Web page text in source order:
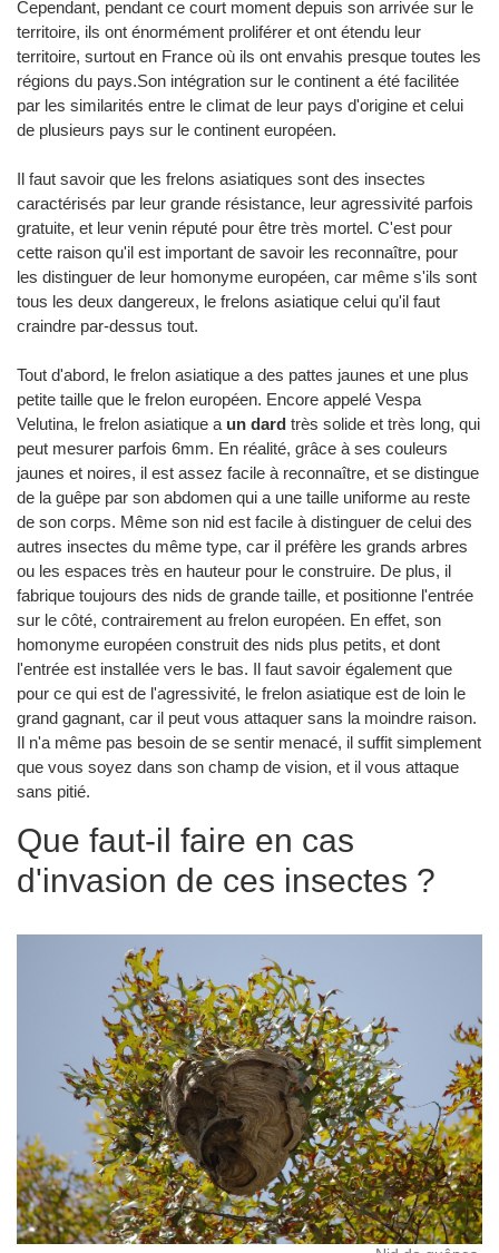
Cependant, pendant ce court moment depuis son arrivée sur le
territoire, ils ont énormément proliférer et ont étendu leur
territoire, surtout en France où ils ont envahis presque toutes les
régions du pays.Son intégration sur le continent a été facilitée
par les similarités entre le climat de leur pays d'origine et celui
de plusieurs pays sur le continent européen.
Il faut savoir que les frelons asiatiques sont des insectes
caractérisés par leur grande résistance, leur agressivité parfois
gratuite, et leur venin réputé pour être très mortel. C'est pour
cette raison qu'il est important de savoir les reconnaître, pour
les distinguer de leur homonyme européen, car même s'ils sont
tous les deux dangereux, le frelons asiatique celui qu'il faut
craindre par-dessus tout.
Tout d'abord, le frelon asiatique a des pattes jaunes et une plus
petite taille que le frelon européen. Encore appelé Vespa
Velutina, le frelon asiatique a un dard très solide et très long, qui
peut mesurer parfois 6mm. En réalité, grâce à ses couleurs
jaunes et noires, il est assez facile à reconnaître, et se distingue
de la guêpe par son abdomen qui a une taille uniforme au reste
de son corps. Même son nid est facile à distinguer de celui des
autres insectes du même type, car il préfère les grands arbres
ou les espaces très en hauteur pour le construire. De plus, il
fabrique toujours des nids de grande taille, et positionne l'entrée
sur le côté, contrairement au frelon européen. En effet, son
homonyme européen construit des nids plus petits, et dont
l'entrée est installée vers le bas. Il faut savoir également que
pour ce qui est de l'agressivité, le frelon asiatique est de loin le
grand gagnant, car il peut vous attaquer sans la moindre raison.
Il n'a même pas besoin de se sentir menacé, il suffit simplement
que vous soyez dans son champ de vision, et il vous attaque
sans pitié.
Que faut-il faire en cas
d'invasion de ces insectes ?